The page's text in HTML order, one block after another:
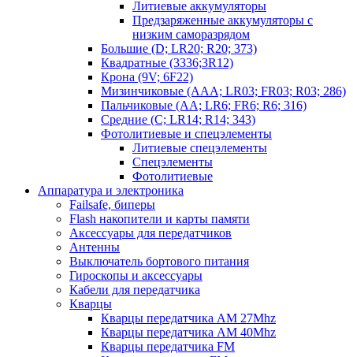
Литиевые аккумуляторы
Предзаряженные аккумуляторы с
низким саморазрядом
Большие (D; LR20; R20; 373)
Квадратные (3336;3R12)
Крона (9V; 6F22)
Мизинчиковые (AAA; LR03; FR03; R03; 286)
Пальчиковые (AA; LR6; FR6; R6; 316)
Средние (C; LR14; R14; 343)
Фотолитиевые и спецэлементы
Литиевые спецэлементы
Спецэлементы
Фотолитиевые
Аппаратура и электроника
Failsafe, биперы
Flash накопители и карты памяти
Аксессуары для передатчиков
Антенны
Выключатель бортового питания
Гироскопы и аксессуары
Кабели для передатчика
Кварцы
Кварцы передатчика AM 27Mhz
Кварцы передатчика AM 40Mhz
Кварцы передатчика FM